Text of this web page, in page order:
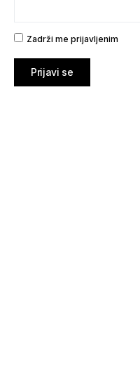
Zadrži me prijavljenim
Prijavi se